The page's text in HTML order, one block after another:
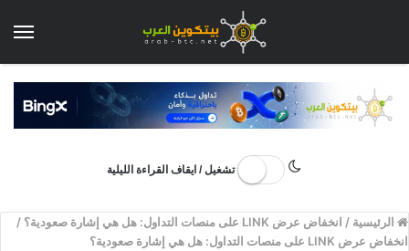
تشغيل / ايقاف القراءة الليلية
الرئيسية / انخفاض عرض LINK على منصات التداول: هل هي إشارة صعودية؟
/
انخفاض عرض LINK على منصات التداول: هل هي إشارة صعودية؟